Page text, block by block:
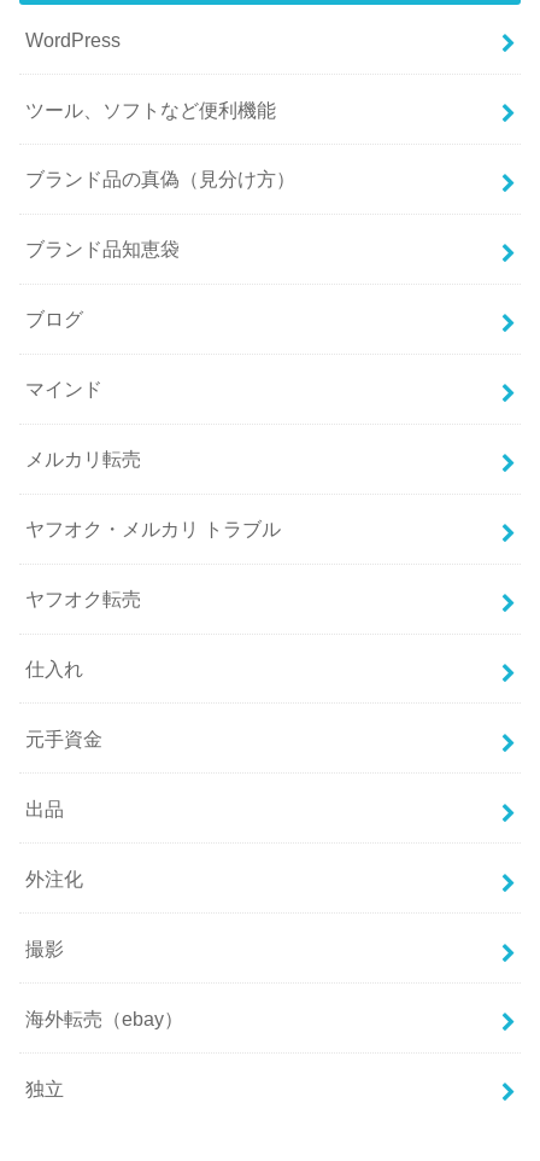
WordPress
ツール、ソフトなど便利機能
ブランド品の真偽（見分け方）
ブランド品知恵袋
ブログ
マインド
メルカリ転売
ヤフオク・メルカリ トラブル
ヤフオク転売
仕入れ
元手資金
出品
外注化
撮影
海外転売（ebay）
独立